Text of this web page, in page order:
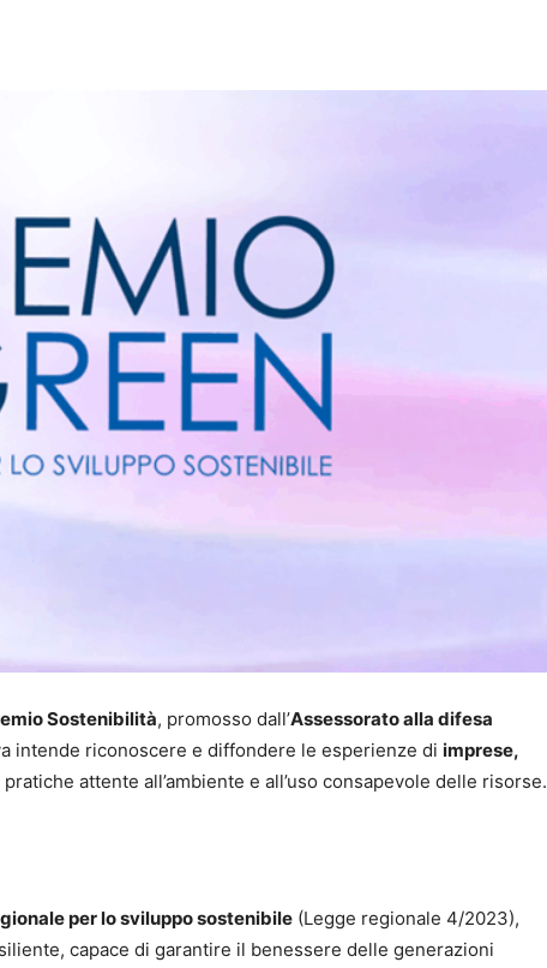
Sostenibilità, promosso dall’Assessorato alla difesa
intende riconoscere e diffondere le esperienze di imprese,
attente all’ambiente e all’uso consapevole delle risorse.
per lo sviluppo sostenibile (Legge regionale 4/2023),
capace di garantire il benessere delle generazioni